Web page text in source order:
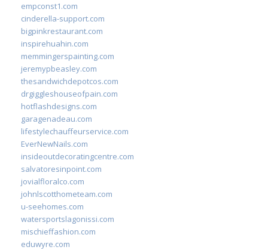
empconst1.com
cinderella-support.com
bigpinkrestaurant.com
inspirehuahin.com
memmingerspainting.com
jeremypbeasley.com
thesandwichdepotcos.com
drgiggleshouseofpain.com
hotflashdesigns.com
garagenadeau.com
lifestylechauffeurservice.com
EverNewNails.com
insideoutdecoratingcentre.com
salvatoresinpoint.com
jovialfloralco.com
johnlscotthometeam.com
u-seehomes.com
watersportslagonissi.com
mischieffashion.com
eduwyre.com